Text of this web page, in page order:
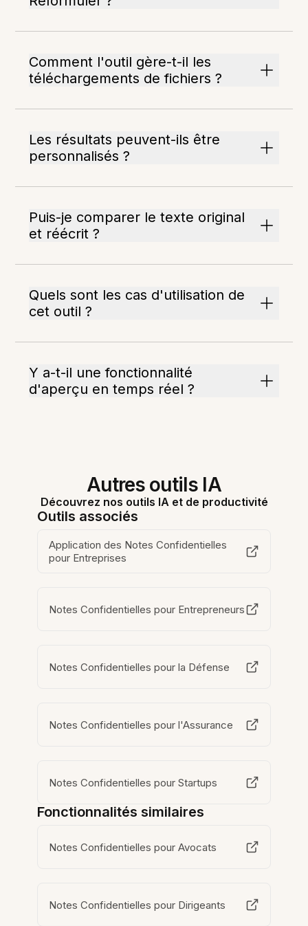
Comment l'outil gère-t-il les
téléchargements de fichiers ?
Les résultats peuvent-ils être
personnalisés ?
Puis-je comparer le texte original
et réécrit ?
Quels sont les cas d'utilisation de
cet outil ?
Y a-t-il une fonctionnalité
d'aperçu en temps réel ?
Autres outils IA
Découvrez nos outils IA et de productivité
Outils associés
Application des Notes Confidentielles
pour Entreprises
Notes Confidentielles pour Entrepreneurs
Notes Confidentielles pour la Défense
Notes Confidentielles pour l'Assurance
Notes Confidentielles pour Startups
Fonctionnalités similaires
Notes Confidentielles pour Avocats
Notes Confidentielles pour Dirigeants